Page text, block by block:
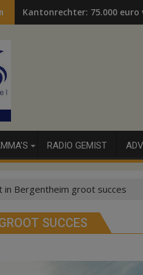
Kantonrechter: 75.000 euro
RADIO GEMIST
in Bergentheim groot succes
SUCCES